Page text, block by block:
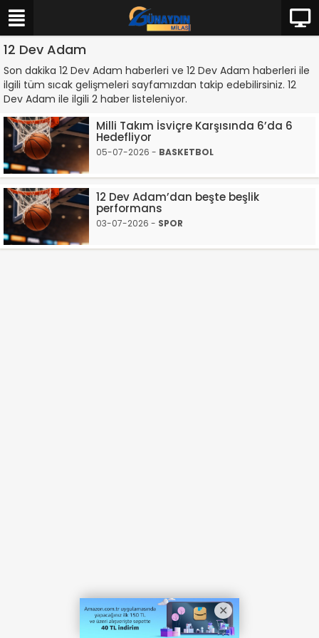
12 Dev Adam
Son dakika 12 Dev Adam haberleri ve 12 Dev Adam haberleri ile
ilgili tüm sıcak gelişmeleri sayfamızdan takip edebilirsiniz. 12
Dev Adam ile ilgili 2 haber listeleniyor.
Milli Takım İsviçre Karşısında 6’da 6
Hedefliyor
05-07-2026 - BASKETBOL
12 Dev Adam’dan beşte beşlik
performans
03-07-2026 - SPOR